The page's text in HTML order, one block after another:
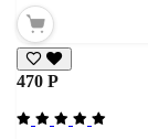
470 Р